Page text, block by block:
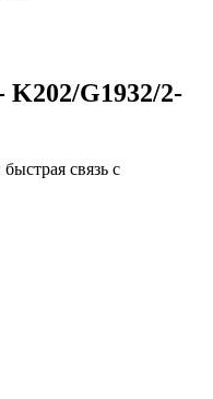
G1932/2-
связь с